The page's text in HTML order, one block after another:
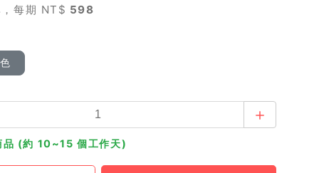
每期 NT$ 598
品 (約 10~15 個工作天)